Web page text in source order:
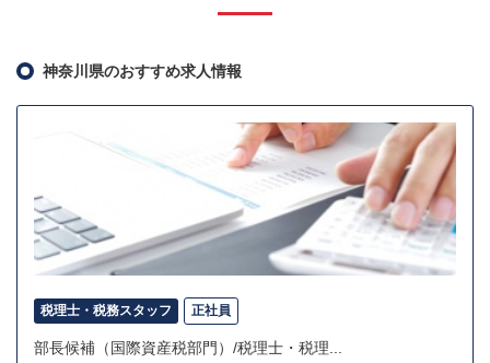
神奈川県のおすすめ求人情報
税理士・税務スタッフ 正社員
部長候補（国際資産税部門）/税理士・税理...